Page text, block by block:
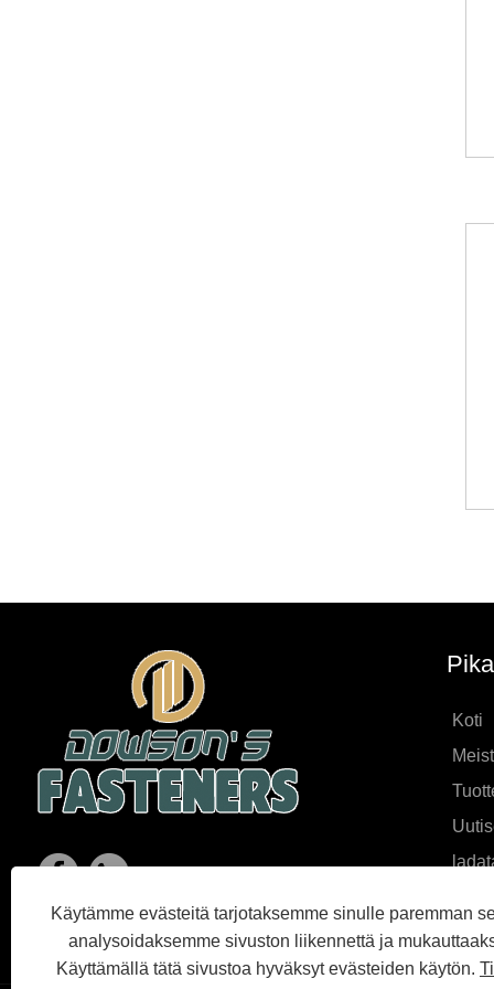
Käytämme evästeitä tarjotaksemme sinulle paremman
analysoidaksemme sivuston liikennettä ja
Käyttämällä tätä sivustoa hyväksyt evästeiden käytön.
Koti
Ota